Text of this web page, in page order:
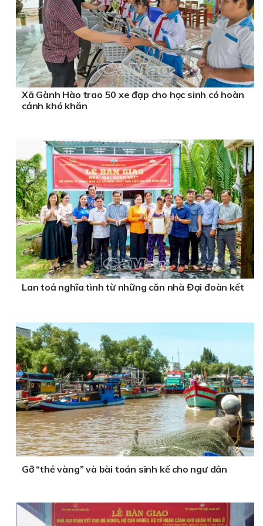
Xã Gành Hào trao 50 xe đạp cho học sinh có hoàn
cảnh khó khăn
Lan toả nghĩa tình từ những căn nhà Đại đoàn kết
Gỡ “thẻ vàng” và bài toán sinh kế cho ngư dân